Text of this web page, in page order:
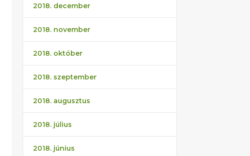
2018. december
2018. november
2018. október
2018. szeptember
2018. augusztus
2018. július
2018. június